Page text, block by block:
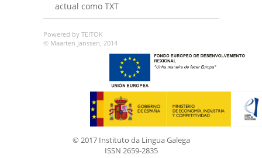
actual como TXT
Powered by TEITOK
© Maarten Janssen, 2014
© 2017 Instituto da Lingua Galega
ISSN 2659-2835